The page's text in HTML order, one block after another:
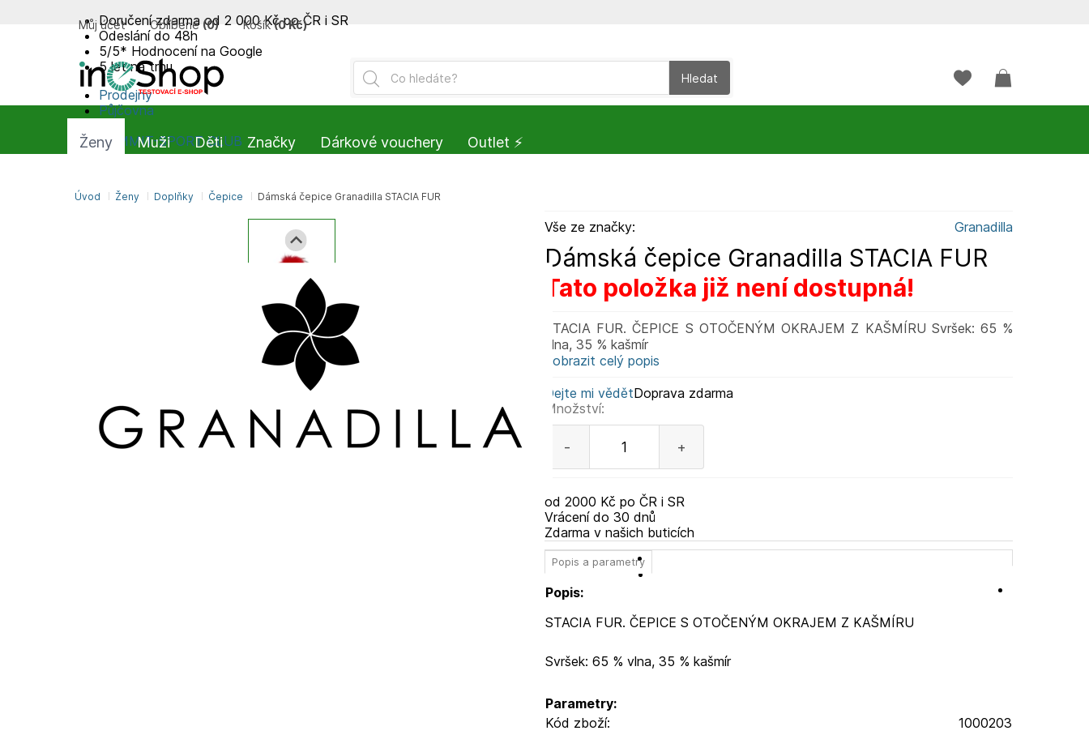
Vše ze značky: Granadilla
Dámská čepice Granadilla STACIA FUR
Tato položka již není dostupná!
STACIA FUR. ČEPICE S OTOČENÝM OKRAJEM Z KAŠMÍRU Svršek: 65 %
vlna, 35 % kašmír
Zobrazit celý popis
Dejte mi vědět
Množství:
- +
Doprava zdarma
od 2000 Kč po ČR i SR
Vrácení do 30 dnů
Zdarma v našich buticích
Popis a parametry
Popis:
STACIA FUR. ČEPICE S OTOČENÝM OKRAJEM Z KAŠMÍRU
Svršek: 65 % vlna, 35 % kašmír
Parametry:
Kód zboží:
1000203
Doručení zdarma od 2 000 Kč po ČR i SR
Odeslání do 48h
5/5* Hodnocení na Google
5 let na trhu
Prodejny
Půjčovna
SUMMIT-SPORT CLUB
Hledat
Můj účet Oblíbené (0) Košík (0 Kč)
Úvod Ženy Doplňky Čepice Dámská čepice Granadilla STACIA FUR
Ženy Muži Děti Značky Dárkové vouchery Outlet ⚡️